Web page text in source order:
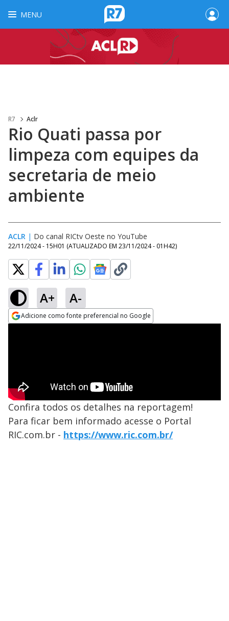
MENU
R7 Aclr
Rio Quati passa por
limpeza com equipes da
secretaria de meio
ambiente
ACLR | Do canal RICtv Oeste no YouTube
22/11/2024 - 15H01 (ATUALIZADO EM 23/11/2024 - 01H42)
A+ A-
Adicione como fonte preferencial no Google
Confira todos os detalhes na reportagem!
Para ficar bem informado acesse o Portal
RIC.com.br - https://www.ric.com.br/